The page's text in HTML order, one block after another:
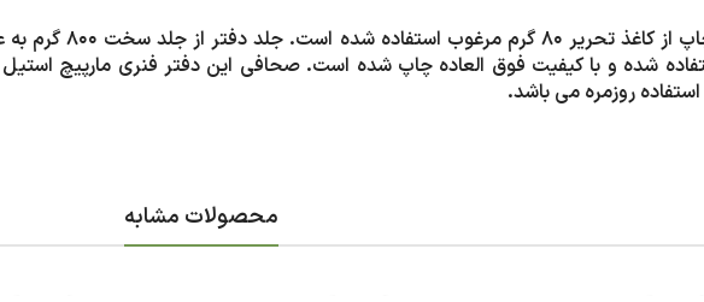
در دفتر های تولید شده توسط آی
ضد آب استفاده شده و با کیفیت فوق العاده چاپ شده است. صحافی این دفتر فنری مارپیچ
محصولات مشابه